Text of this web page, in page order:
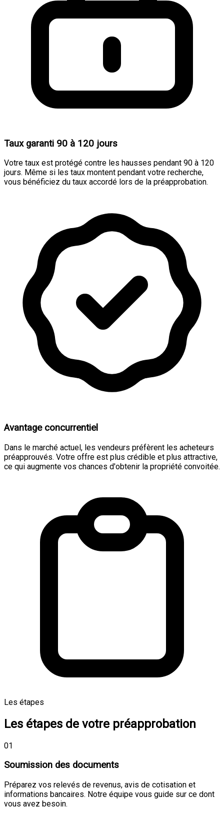
Taux garanti 90 à 120 jours
Votre taux est protégé contre les hausses pendant 90 à 120
jours. Même si les taux montent pendant votre recherche,
vous bénéficiez du taux accordé lors de la préapprobation.
Avantage concurrentiel
Dans le marché actuel, les vendeurs préfèrent les acheteurs
préapprouvés. Votre offre est plus crédible et plus attractive,
ce qui augmente vos chances d'obtenir la propriété convoitée.
Les étapes
Les étapes de votre préapprobation
01
Soumission des documents
Préparez vos relevés de revenus, avis de cotisation et
informations bancaires. Notre équipe vous guide sur ce dont
vous avez besoin.